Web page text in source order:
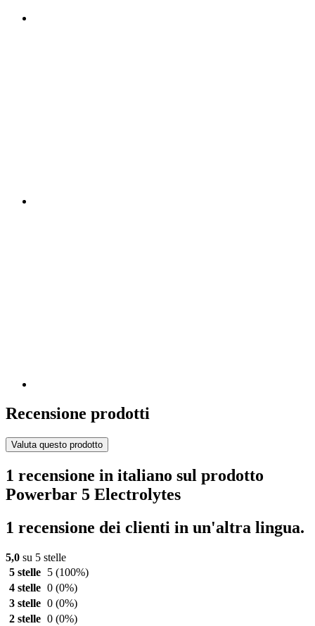
Recensione prodotti
Valuta questo prodotto
1 recensione in italiano sul prodotto
Powerbar 5 Electrolytes
1 recensione dei clienti in un'altra lingua.
5,0 su 5 stelle
5 stelle
5 (100%)
4 stelle 0 (0%)
3 stelle 0 (0%)
2 stelle 0 (0%)